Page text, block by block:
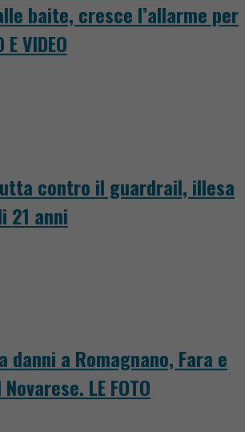
baite, cresce l’allarme per
VIDEO
contro il guardrail, illesa
21 anni
danni a Romagnano, Fara e
LE FOTO